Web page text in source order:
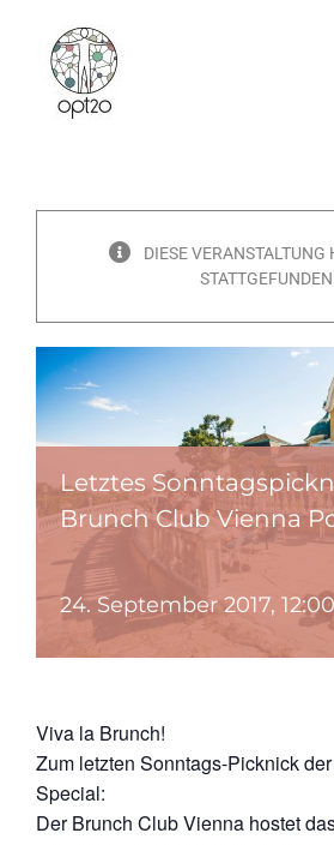
springen
DIESE VERANSTALTUNG
STATTGEFUNDEN.
Letztes
Brunch Club Vienna
24. September 2017, 12:00
Viva la Brunch!
Zum letzten Sonntags-Picknick
Special:
Der Brunch Club Vienna hostet